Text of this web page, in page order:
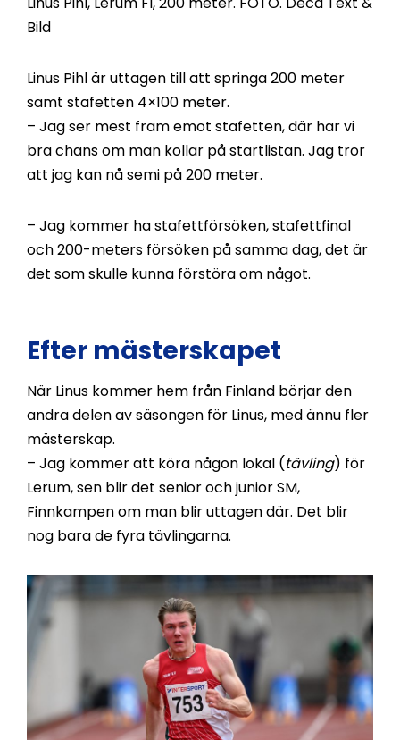
Bild
Linus Pihl är uttagen till att springa 200 meter
samt stafetten 4×100 meter.
– Jag ser mest fram emot stafetten, där har vi
bra chans om man kollar på startlistan. Jag tror
att jag kan nå semi på 200 meter.
– Jag kommer ha stafettförsöken, stafettfinal
och 200-meters försöken på samma dag, det är
det som skulle kunna förstöra om något.
Efter mästerskapet
När Linus kommer hem från Finland börjar den
andra delen av säsongen för Linus, med ännu fler
mästerskap.
– Jag kommer att köra någon lokal (tävling) för
Lerum, sen blir det senior och junior SM,
Finnkampen om man blir uttagen där. Det blir
nog bara de fyra tävlingarna.